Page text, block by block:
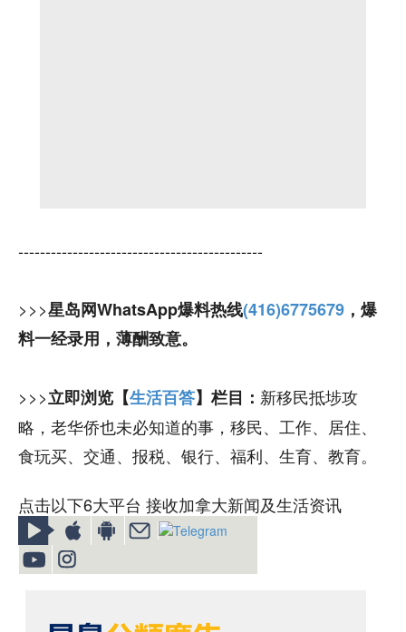
---------------------------------------------
>>>星岛网WhatsApp爆料热线(416)6775679 ，爆
料一经录用，薄酬致意。
>>>立即浏览【生活百答】栏目： 新移民抵埗攻
略，老华侨也未必知道的事，移民、工作、居住、
食玩买、交通、报税、银行、福利、生育、教育。
点击以下6大平台 接收加拿大新闻及生活资讯